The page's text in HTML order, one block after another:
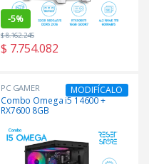
-5%
$ 7.754.082
$8.162.245
PC GAMER
Combo Omega i5 14600 +
RX7600 8GB
MODIFÍCALO